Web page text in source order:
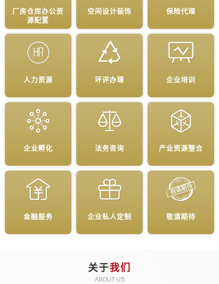
厂房仓库办公资
源配置
空间设计装饰 保险代理
人力资源 环评办理 企业培训
企业孵化 法务咨询 产业资源整合
金融服务 企业私人定制 敬请期待
关于我们
ABOUT US